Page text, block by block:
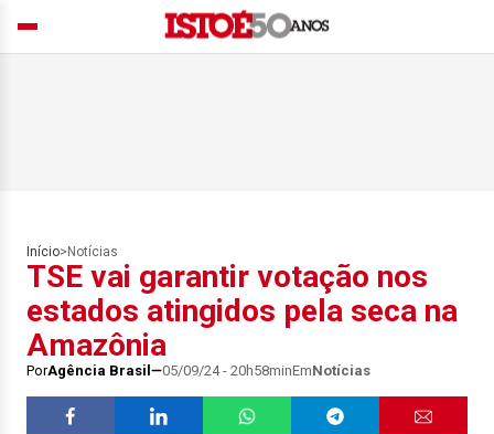
Início> Notícias
TSE vai garantir votação nos
estados atingidos pela seca na
Amazônia
PorAgência Brasil 05/09/24 - 20h58minEmNotícias